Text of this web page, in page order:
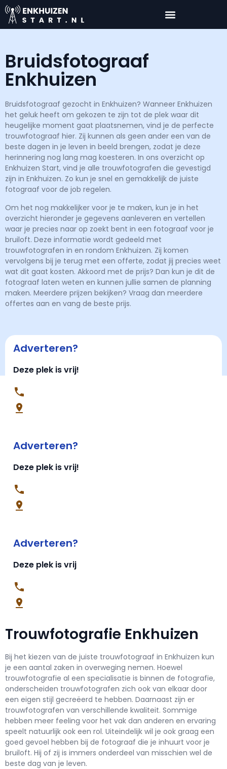
Bruidsfotograaf
Enkhuizen
Bruidsfotograaf gezocht in Enkhuizen? Wanneer Enkhuizen
het geluk heeft om gekozen te zijn tot de plek waar dit
heugelijke moment gaat plaatsnemen, vind je de perfecte
trouwfotograaf hier. Zij kunnen als geen ander een van de
beste dagen in je leven in beeld brengen, zodat je deze
herinnering nog lang mag koesteren. In ons overzicht op
Enkhuizen Start, vind je alle trouwfotografen die gevestigd
zijn in Enkhuizen. Zo kun je snel en gemakkelijk de juiste
fotograaf voor de job regelen.
Om het nog makkelijker voor je te maken, kun je in het
overzicht hieronder je gegevens aanleveren en vertellen
waar je precies naar op zoekt bent in een fotograaf voor je
bruiloft. Deze informatie wordt gedeeld met
trouwfotografen in en rondom Enkhuizen. Zij komen
vervolgens bij je terug met een offerte, zodat jij precies weet
wat dit gaat kosten. Akkoord met de prijs? Dan kun je dit de
fotograaf laten weten en kunnen jullie samen de planning
maken. Meerdere prijzen bekijken? Vraag dan meerdere
offertes aan en vang de beste prijs.
Adverteren?
Deze plek is vrij!
Adverteren?
Deze plek is vrij!
Adverteren?
Deze plek is vrij
Trouwfotografie Enkhuizen
Bij het kiezen van de juiste trouwfotograaf in Enkhuizen kun
je een aantal zaken in overweging nemen. Hoewel
trouwfotografie al een specialisatie is binnen de fotografie,
onderscheiden trouwfotografen zich ook van elkaar door
een eigen stijl gecreëerd te hebben. Daarnaast zijn er
trouwfotografen van verschillende kwaliteit. Sommige
hebben meer feeling voor het vak dan anderen en ervaring
speelt natuurlijk ook een rol. Uiteindelijk wil je ook graag een
goed gevoel hebben bij de fotograaf die je inhuurt voor je
bruiloft. Hij of zij is immers onderdeel van misschien wel de
beste dag van je leven.